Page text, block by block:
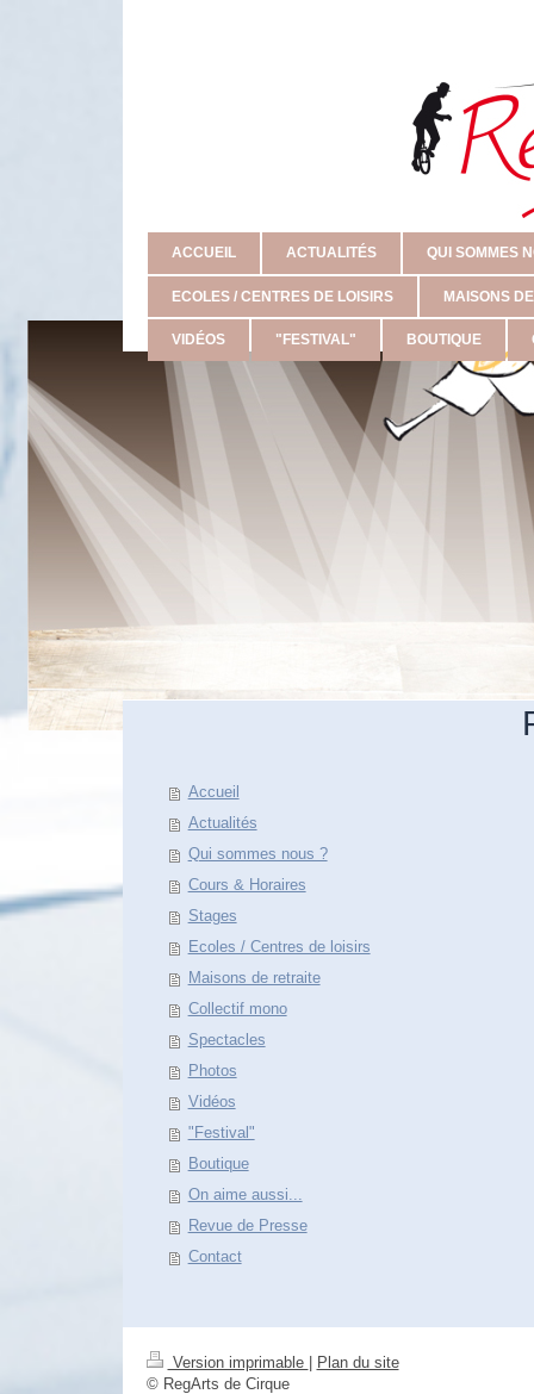
ACCUEIL ACTUALITÉS QUI SOMMES
ECOLES / CENTRES DE LOISIRS MAISONS
VIDÉOS "FESTIVAL" BOUTIQUE
Accueil
Actualités
Qui sommes nous ?
Cours & Horaires
Stages
Ecoles / Centres de loisirs
Maisons de retraite
Collectif mono
Spectacles
Photos
Vidéos
"Festival"
Boutique
On aime aussi...
Revue de Presse
Contact
Version imprimable
Plan du site
© RegArts de Cirque